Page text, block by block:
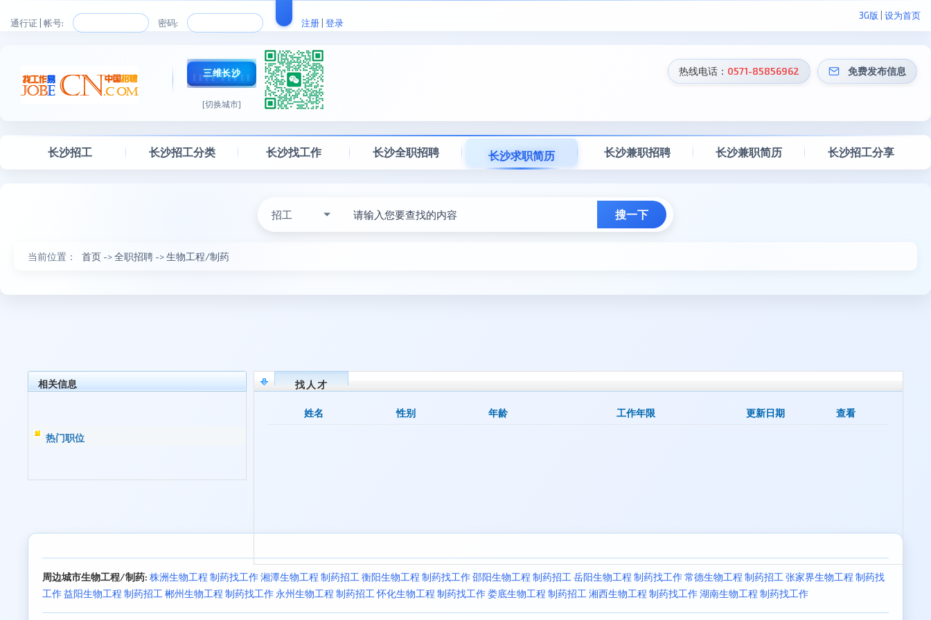
通行证 | 帐号: 密码: 注册 | 登录
3G版 设为首页
三维长沙
[切换城市]
热线电话： 0571-85856962 免费发布信息
长沙招工 长沙招工分类 长沙找工作 长沙全职招聘 长沙求职简历 长沙兼职招聘 长沙兼职简历 长沙招工分享
招工
当前位置： 首页 ->全职招聘 ->生物工程/制药
相关信息
热门职位
找人才
姓名 性别 年龄 工作年限 更新日期 查看
周边城市生物工程/制药: 株洲生物工程 制药找工作湘潭生物工程 制药招工 衡阳生物工程 制药找工作邵阳生物工程 制药招工 岳阳生物工程 制药找工作常德生物工程 制药招工 张家界生物工程 制药找
工作益阳生物工程 制药招工 郴州生物工程 制药找工作 永州生物工程 制药招工 怀化生物工程 制药找工作娄底生物工程 制药招工 湘西生物工程 制药找工作湖南生物工程 制药找工作